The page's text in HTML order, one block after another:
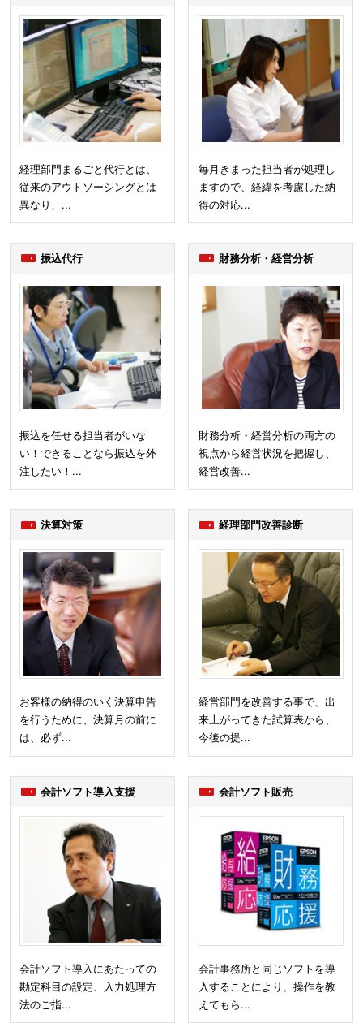
経理部門まるごと代行とは、
従来のアウトソーシングとは
異なり、...
毎月きまった担当者が処理し
ますので、経緯を考慮した納
得の対応...
振込代行
振込を任せる担当者がいな
い！できることなら振込を外
注したい！...
財務分析・経営分析
財務分析・経営分析の両方の
視点から経営状況を把握し、
経営改善...
決算対策
お客様の納得のいく決算申告
を行うために、決算月の前に
は、必ず...
経理部門改善診断
経営部門を改善する事で、出
来上がってきた試算表から、
今後の提...
会計ソフト導入支援
会計ソフト導入にあたっての
勘定科目の設定、入力処理方
法のご指...
会計ソフト販売
会計事務所と同じソフトを導
入することにより、操作を教
えてもら...